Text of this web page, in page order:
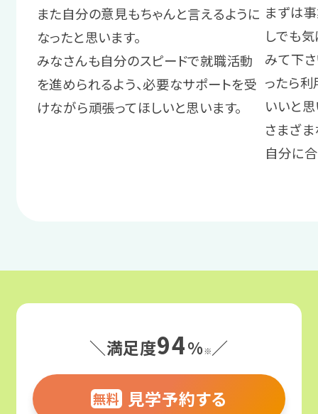
また自分の意見もちゃんと言えるように
なったと思います。
みなさんも自分のスピードで就職活動
を進められるよう、必要なサポートを受
けながら頑張ってほしいと思います。
まずは
しでも
みて下さ
ったら
いいと思
さまざま
自分に
＼満足度94%※／
無料 見学予約する